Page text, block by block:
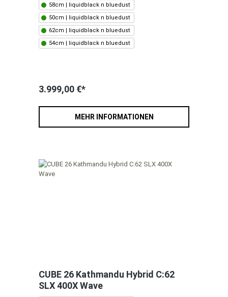
58cm | liquidblack n bluedust
50cm | liquidblack n bluedust
62cm | liquidblack n bluedust
54cm | liquidblack n bluedust
3.999,00 €*
MEHR INFORMATIONEN
CUBE 26 Kathmandu Hybrid C:62
SLX 400X Wave